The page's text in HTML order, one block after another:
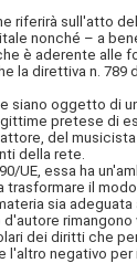
riferirà sull'atto
nonché – a
è aderente alle
direttiva n.
oggetto di
pretese di
del
della rete.
UE, essa ha
il
sia
dei diritti che
negativo